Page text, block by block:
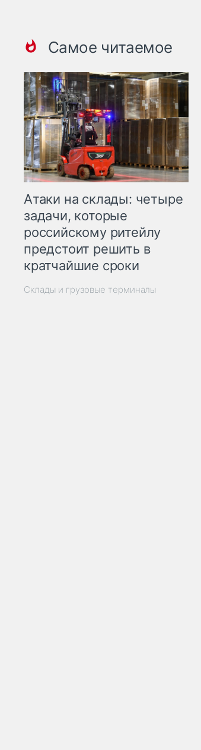
Самое читаемое
Атаки на склады: четыре
задачи, которые
российскому ритейлу
предстоит решить в
кратчайшие сроки
Склады и грузовые терминалы